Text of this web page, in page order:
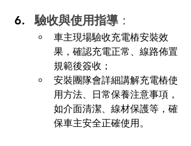
驗收與使用指導 ：
車主現場驗收充電樁安裝效
果，確認充電正常、線路佈置
規範後簽收；
安裝團隊會詳細講解充電樁使
用方法、日常保養注意事項，
如介面清潔、線材保護等，確
保車主安全正確使用。